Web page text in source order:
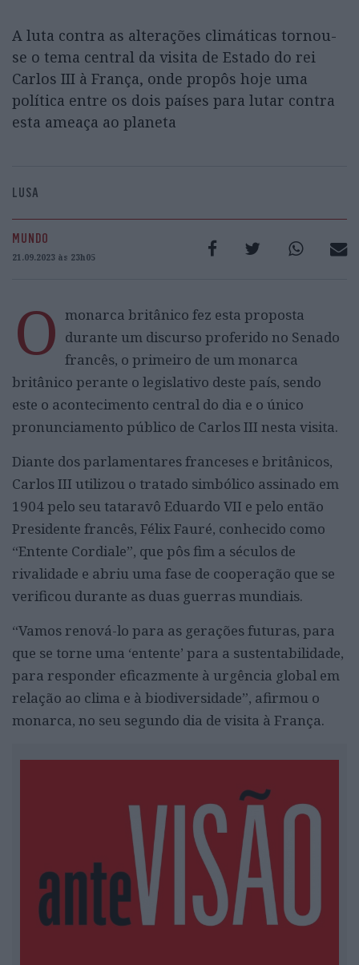
A luta contra as alterações climáticas tornou-
se o tema central da visita de Estado do rei
Carlos III à França, onde propôs hoje uma
política entre os dois países para lutar contra
esta ameaça ao planeta
LUSA
MUNDO
21.09.2023 às 23h05
O monarca britânico fez esta proposta
durante um discurso proferido no Senado
francês, o primeiro de um monarca
britânico perante o legislativo deste país, sendo
este o acontecimento central do dia e o único
pronunciamento público de Carlos III nesta visita.
Diante dos parlamentares franceses e britânicos,
Carlos III utilizou o tratado simbólico assinado em
1904 pelo seu tataravô Eduardo VII e pelo então
Presidente francês, Félix Fauré, conhecido como
“Entente Cordiale”, que pôs fim a séculos de
rivalidade e abriu uma fase de cooperação que se
verificou durante as duas guerras mundiais.
“Vamos renová-lo para as gerações futuras, para
que se torne uma ‘entente’ para a sustentabilidade,
para responder eficazmente à urgência global em
relação ao clima e à biodiversidade”, afirmou o
monarca, no seu segundo dia de visita à França.